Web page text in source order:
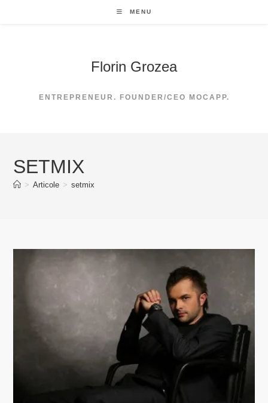
MENU
Florin Grozea
ENTREPRENEUR. FOUNDER/CEO MOCAPP.
SETMIX
> Articole > setmix